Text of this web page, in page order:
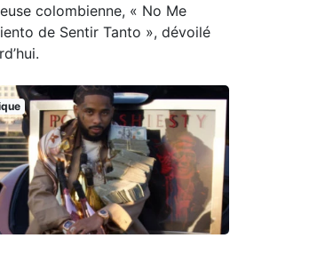
colombienne, « No Me
de Sentir Tanto », dévoilé